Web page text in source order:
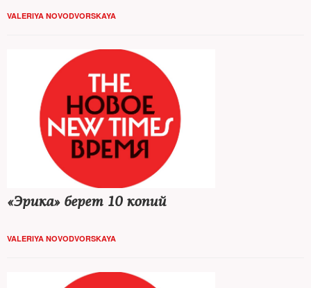
VALERIYA NOVODVORSKAYA
«Эрика» берет 10 копий
VALERIYA NOVODVORSKAYA